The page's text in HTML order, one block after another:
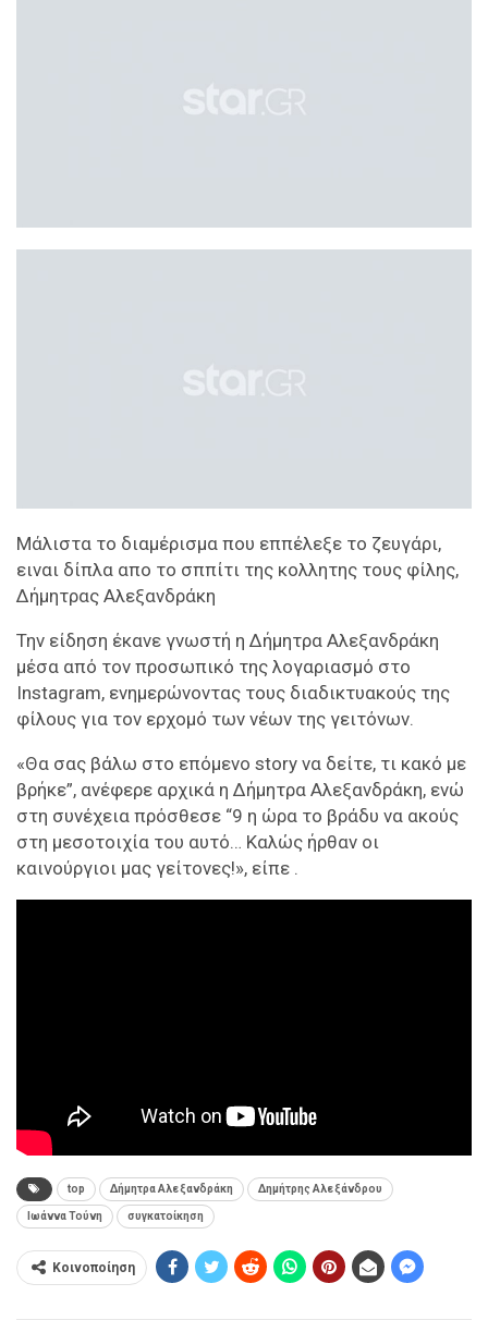
Μάλιστα το διαμέρισμα που εππέλεξε το ζευγάρι,
ειναι δίπλα απο το σππίτι της κολλητης τους φίλης,
Δήμητρας Αλεξανδράκη
Την είδηση έκανε γνωστή η Δήμητρα Αλεξανδράκη
μέσα από τον προσωπικό της λογαριασμό στο
Instagram, ενημερώνοντας τους διαδικτυακούς της
φίλους για τον ερχομό των νέων της γειτόνων.
«Θα σας βάλω στο επόμενο story να δείτε, τι κακό με
βρήκε”, ανέφερε αρχικά η Δήμητρα Αλεξανδράκη, ενώ
στη συνέχεια πρόσθεσε “9 η ώρα το βράδυ να ακούς
στη μεσοτοιχία του αυτό… Καλώς ήρθαν οι
καινούργιοι μας γείτονες!», είπε .
top Δήμητρα Αλεξανδράκη Δημήτρης Αλεξάνδρου
Ιωάννα Τούνη συγκατοίκηση
Κοινοποίηση